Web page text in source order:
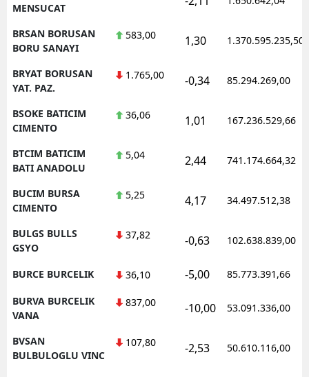
MENSUCAT
BRSAN BORUSAN
BORU SANAYI
583,00 1,30 1.370.595.235,50
BRYAT BORUSAN
YAT. PAZ.
1.765,00 -0,34 85.294.269,00
BSOKE BATICIM
CIMENTO
36,06 1,01 167.236.529,66
BTCIM BATICIM
BATI ANADOLU
5,04 2,44 741.174.664,32
BUCIM BURSA
CIMENTO
5,25 4,17 34.497.512,38
BULGS BULLS
GSYO
37,82 -0,63 102.638.839,00
BURCE BURCELIK 36,10 -5,00 85.773.391,66
BURVA BURCELIK
VANA
837,00 -10,00 53.091.336,00
BVSAN
BULBULOGLU VINC
107,80 -2,53 50.610.116,00